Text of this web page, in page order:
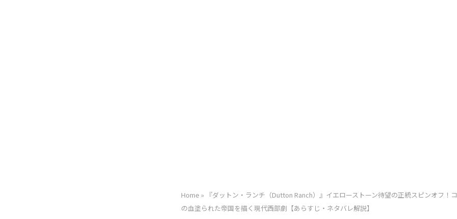
Home » 『ダットン・ランチ（Dutton Ranch）』イエローストーン待望の正統スピンオフ！
の血塗られた帝国を描く現代西部劇【あらすじ・ネタバレ解説】